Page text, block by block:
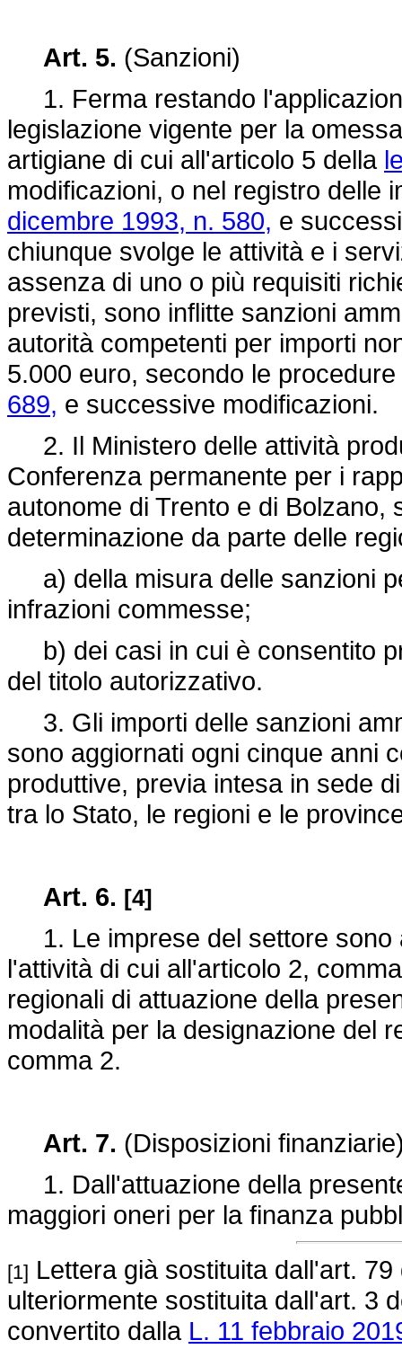
Art. 5. (Sanzioni)
1. Ferma restando
legislazione vigente per la
artigiane di cui all'articolo 5 della
modificazioni, o nel registro delle
dicembre 1993, n. 580, e
chiunque svolge le attività e i
assenza di uno o più requisiti
previsti, sono inflitte sanzioni
autorità competenti per importi
5.000 euro, secondo le
689, e successive modificazioni.
2. Il Ministero delle attività
Conferenza permanente per i
autonome di Trento e di Bolzano,
determinazione da parte delle
a) della misura delle sanzioni
infrazioni commesse;
b) dei casi in cui è consentito
del titolo autorizzativo.
3. Gli importi delle sanzioni
sono aggiornati ogni cinque anni
produttive, previa intesa in sede
tra lo Stato, le regioni e le
Art. 6. [4]
1. Le imprese del settore sono
l'attività di cui all'articolo 2,
regionali di attuazione della
modalità per la designazione del
comma 2.
Art. 7. (Disposizioni
1. Dall'attuazione della
maggiori oneri per la finanza
[1] Lettera già sostituita dall'art.
ulteriormente sostituita dall'art. 3
convertito dalla L. 11 febbraio